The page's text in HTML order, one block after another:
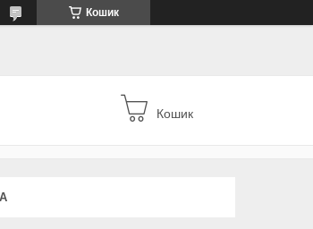
Кошик
Кошик